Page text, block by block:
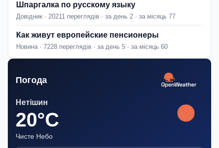
Шпаргалка по русскому языку
Довідник · 20211 переглядів · за день 2 · за місяць 77
Как живут европейские пенсионеры
Новина · 7228 переглядів · за день 5 · за місяць 60
Погода
Нетішин
20°C
Чисте Небо